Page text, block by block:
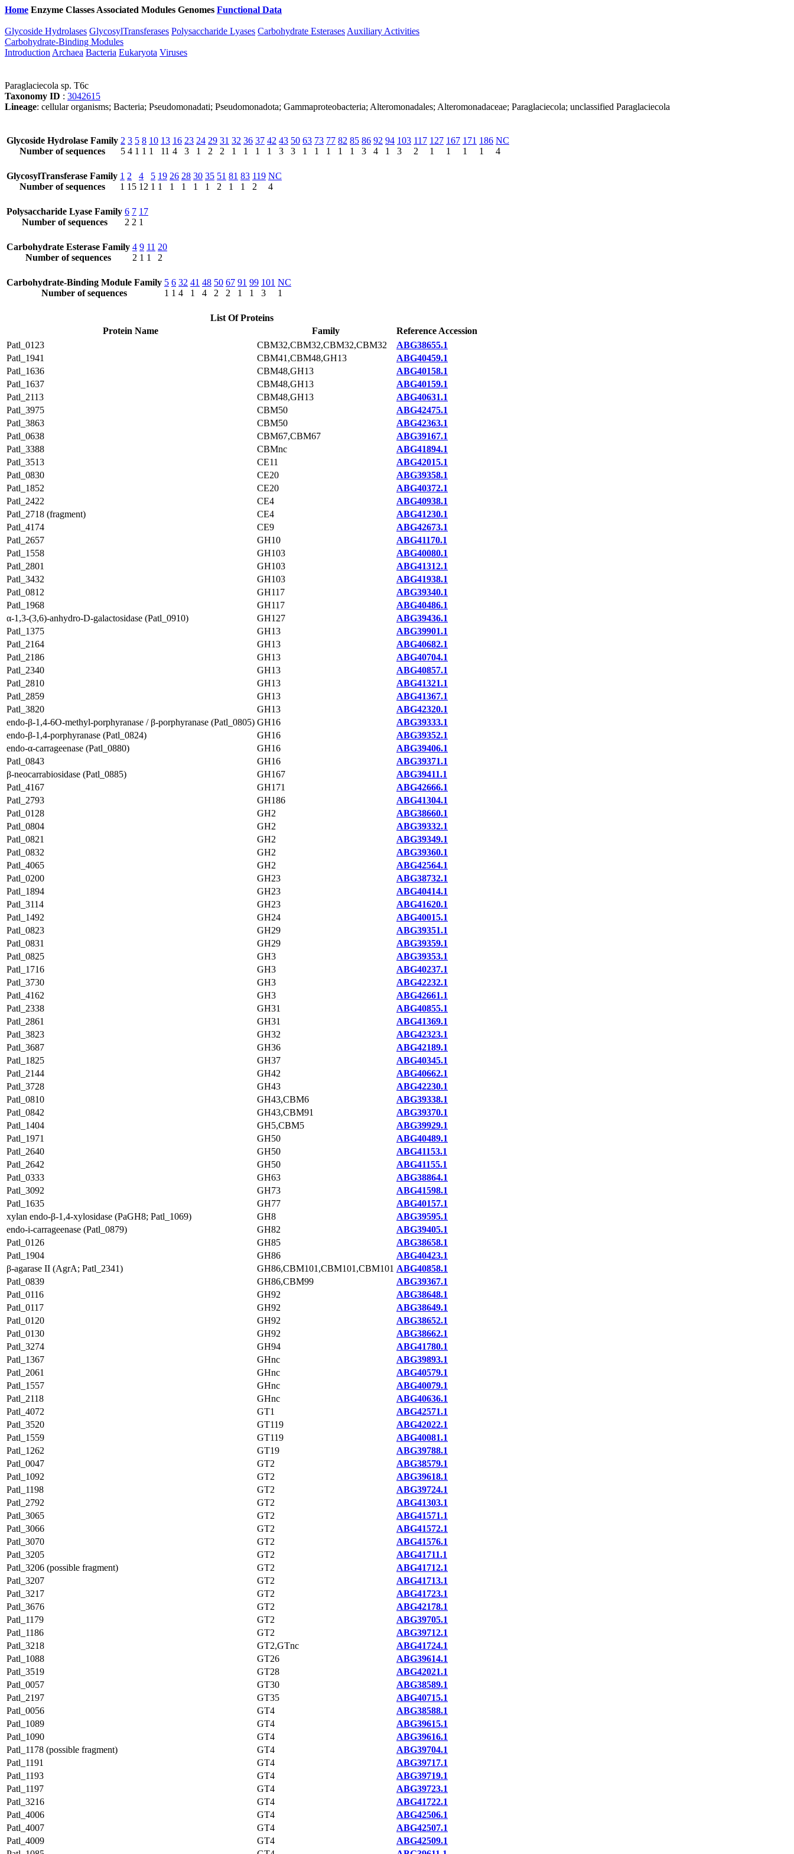
Home Enzyme Classes Associated Modules Genomes Functional Data
Glycoside Hydrolases GlycosylTransferases Polysaccharide Lyases Carbohydrate Esterases Auxiliary Activities
Carbohydrate-Binding Modules
Introduction Archaea Bacteria Eukaryota Viruses
Paraglaciecola sp. T6c
Taxonomy ID : 3042615
Lineage: cellular organisms; Bacteria; Pseudomonadati; Pseudomonadota; Gammaproteobacteria; Alteromonadales; Alteromonadaceae; Paraglaciecola; unclassified Paraglaciecola
Glycoside Hydrolase Family
Number of sequences
2
5
3
4
5
1
8
1
10
1
13
11
16
4
23
3
24
1
29
2
31
2
32
1
36
1
37
1
42
1
43
3
50
3
63
1
73
1
77
1
82
1
85
1
86
3
92
4
94
1
103
3
117
2
127
1
167
1
171
1
186
1
NC
4
GlycosylTransferase Family
Number of sequences
1
1
2
15
4
12
5
1
19
1
26
1
28
1
30
1
35
1
51
2
81
1
83
1
119
2
NC
4
Polysaccharide Lyase Family
Number of sequences
6
2
7
2
17
1
Carbohydrate Esterase Family
Number of sequences
4
2
9
1
11
1
20
2
Carbohydrate-Binding Module Family
Number of sequences
5
1
6
1
32
4
41
1
48
4
50
2
67
2
91
1
99
1
101
3
NC
1
List Of Proteins
Protein Name
Family
Reference Accession
Patl_0123
CBM32,CBM32,CBM32,CBM32
ABG38655.1
Patl_1941
CBM41,CBM48,GH13
ABG40459.1
Patl_1636
CBM48,GH13
ABG40158.1
Patl_1637
CBM48,GH13
ABG40159.1
Patl_2113
CBM48,GH13
ABG40631.1
Patl_3975
CBM50
ABG42475.1
Patl_3863
CBM50
ABG42363.1
Patl_0638
CBM67,CBM67
ABG39167.1
Patl_3388
CBMnc
ABG41894.1
Patl_3513
CE11
ABG42015.1
Patl_0830
CE20
ABG39358.1
Patl_1852
CE20
ABG40372.1
Patl_2422
CE4
ABG40938.1
Patl_2718 (fragment)
CE4
ABG41230.1
Patl_4174
CE9
ABG42673.1
Patl_2657
GH10
ABG41170.1
Patl_1558
GH103
ABG40080.1
Patl_2801
GH103
ABG41312.1
Patl_3432
GH103
ABG41938.1
Patl_0812
GH117
ABG39340.1
Patl_1968
GH117
ABG40486.1
α-1,3-(3,6)-anhydro-D-galactosidase (Patl_0910)
GH127
ABG39436.1
Patl_1375
GH13
ABG39901.1
Patl_2164
GH13
ABG40682.1
Patl_2186
GH13
ABG40704.1
Patl_2340
GH13
ABG40857.1
Patl_2810
GH13
ABG41321.1
Patl_2859
GH13
ABG41367.1
Patl_3820
GH13
ABG42320.1
endo-β-1,4-6O-methyl-porphyranase / β-porphyranase (Patl_0805) GH16
ABG39333.1
endo-β-1,4-porphyranase (Patl_0824)
GH16
ABG39352.1
endo-α-carrageenase (Patl_0880)
GH16
ABG39406.1
Patl_0843
GH16
ABG39371.1
β-neocarrabiosidase (Patl_0885)
GH167
ABG39411.1
Patl_4167
GH171
ABG42666.1
Patl_2793
GH186
ABG41304.1
Patl_0128
GH2
ABG38660.1
Patl_0804
GH2
ABG39332.1
Patl_0821
GH2
ABG39349.1
Patl_0832
GH2
ABG39360.1
Patl_4065
GH2
ABG42564.1
Patl_0200
GH23
ABG38732.1
Patl_1894
GH23
ABG40414.1
Patl_3114
GH23
ABG41620.1
Patl_1492
GH24
ABG40015.1
Patl_0823
GH29
ABG39351.1
Patl_0831
GH29
ABG39359.1
Patl_0825
GH3
ABG39353.1
Patl_1716
GH3
ABG40237.1
Patl_3730
GH3
ABG42232.1
Patl_4162
GH3
ABG42661.1
Patl_2338
GH31
ABG40855.1
Patl_2861
GH31
ABG41369.1
Patl_3823
GH32
ABG42323.1
Patl_3687
GH36
ABG42189.1
Patl_1825
GH37
ABG40345.1
Patl_2144
GH42
ABG40662.1
Patl_3728
GH43
ABG42230.1
Patl_0810
GH43,CBM6
ABG39338.1
Patl_0842
GH43,CBM91
ABG39370.1
Patl_1404
GH5,CBM5
ABG39929.1
Patl_1971
GH50
ABG40489.1
Patl_2640
GH50
ABG41153.1
Patl_2642
GH50
ABG41155.1
Patl_0333
GH63
ABG38864.1
Patl_3092
GH73
ABG41598.1
Patl_1635
GH77
ABG40157.1
xylan endo-β-1,4-xylosidase (PaGH8; Patl_1069)
GH8
ABG39595.1
endo-i-carrageenase (Patl_0879)
GH82
ABG39405.1
Patl_0126
GH85
ABG38658.1
Patl_1904
GH86
ABG40423.1
β-agarase II (AgrA; Patl_2341)
GH86,CBM101,CBM101,CBM101 ABG40858.1
Patl_0839
GH86,CBM99
ABG39367.1
Patl_0116
GH92
ABG38648.1
Patl_0117
GH92
ABG38649.1
Patl_0120
GH92
ABG38652.1
Patl_0130
GH92
ABG38662.1
Patl_3274
GH94
ABG41780.1
Patl_1367
GHnc
ABG39893.1
Patl_2061
GHnc
ABG40579.1
Patl_1557
GHnc
ABG40079.1
Patl_2118
GHnc
ABG40636.1
Patl_4072
GT1
ABG42571.1
Patl_3520
GT119
ABG42022.1
Patl_1559
GT119
ABG40081.1
Patl_1262
GT19
ABG39788.1
Patl_0047
GT2
ABG38579.1
Patl_1092
GT2
ABG39618.1
Patl_1198
GT2
ABG39724.1
Patl_2792
GT2
ABG41303.1
Patl_3065
GT2
ABG41571.1
Patl_3066
GT2
ABG41572.1
Patl_3070
GT2
ABG41576.1
Patl_3205
GT2
ABG41711.1
Patl_3206 (possible fragment)
GT2
ABG41712.1
Patl_3207
GT2
ABG41713.1
Patl_3217
GT2
ABG41723.1
Patl_3676
GT2
ABG42178.1
Patl_1179
GT2
ABG39705.1
Patl_1186
GT2
ABG39712.1
Patl_3218
GT2,GTnc
ABG41724.1
Patl_1088
GT26
ABG39614.1
Patl_3519
GT28
ABG42021.1
Patl_0057
GT30
ABG38589.1
Patl_2197
GT35
ABG40715.1
Patl_0056
GT4
ABG38588.1
Patl_1089
GT4
ABG39615.1
Patl_1090
GT4
ABG39616.1
Patl_1178 (possible fragment)
GT4
ABG39704.1
Patl_1191
GT4
ABG39717.1
Patl_1193
GT4
ABG39719.1
Patl_1197
GT4
ABG39723.1
Patl_3216
GT4
ABG41722.1
Patl_4006
GT4
ABG42506.1
Patl_4007
GT4
ABG42507.1
Patl_4009
GT4
ABG42509.1